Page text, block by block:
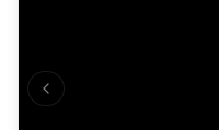
Previous slide